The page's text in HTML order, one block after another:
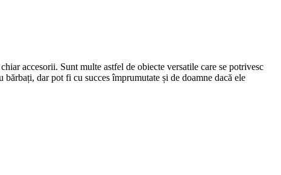
accesorii. Sunt multe astfel de obiecte versatile care se potrivesc
dar pot fi cu succes împrumutate și de doamne dacă ele